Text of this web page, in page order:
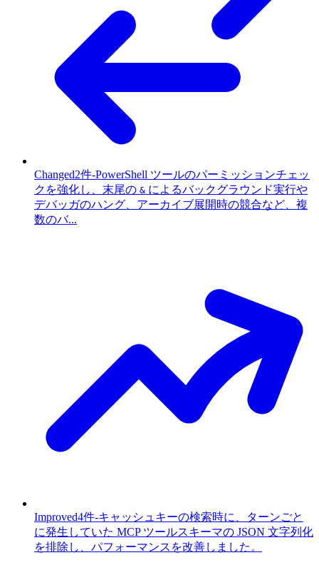
Changed2件-PowerShell ツールのパーミッションチェッ
クを強化し、末尾の & によるバックグラウンド実行や
デバッガのハング、アーカイブ展開時の競合など、複
数のバ...
Improved4件-キャッシュキーの検索時に、ターンごと
に発生していた MCP ツールスキーマの JSON 文字列化
を排除し、パフォーマンスを改善しました。